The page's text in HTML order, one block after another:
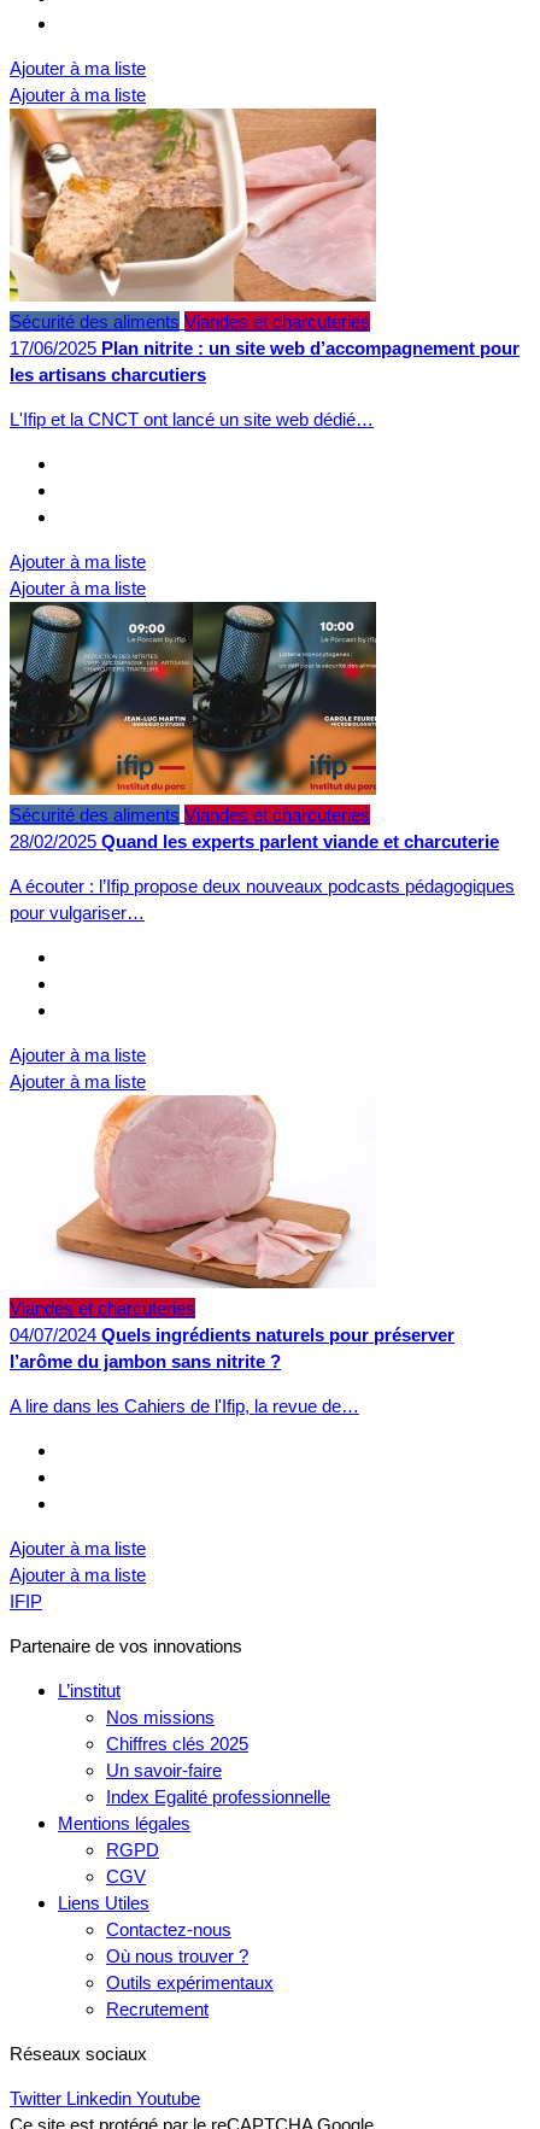
Ajouter à ma liste
Ajouter à ma liste
Sécurité des aliments Viandes et charcuteries
17/06/2025 Plan nitrite : un site web d’accompagnement pour
les artisans charcutiers
L'Ifip et la CNCT ont lancé un site web dédié…
Ajouter à ma liste
Ajouter à ma liste
Sécurité des aliments Viandes et charcuteries
28/02/2025 Quand les experts parlent viande et charcuterie
A écouter : l’Ifip propose deux nouveaux podcasts pédagogiques
pour vulgariser…
Ajouter à ma liste
Ajouter à ma liste
Viandes et charcuteries
04/07/2024 Quels ingrédients naturels pour préserver
l’arôme du jambon sans nitrite ?
A lire dans les Cahiers de l'Ifip, la revue de…
Ajouter à ma liste
Ajouter à ma liste
IFIP
Partenaire de vos innovations
L’institut
Nos missions
Chiffres clés 2025
Un savoir-faire
Index Egalité professionnelle
Mentions légales
RGPD
CGV
Liens Utiles
Contactez-nous
Où nous trouver ?
Outils expérimentaux
Recrutement
Réseaux sociaux
Twitter Linkedin Youtube
Ce site est protégé par le reCAPTCHA Google.